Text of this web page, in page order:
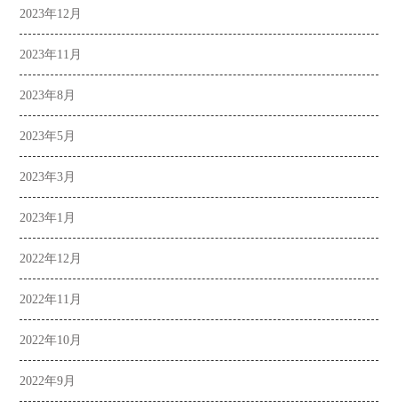
2023年12月
2023年11月
2023年8月
2023年5月
2023年3月
2023年1月
2022年12月
2022年11月
2022年10月
2022年9月